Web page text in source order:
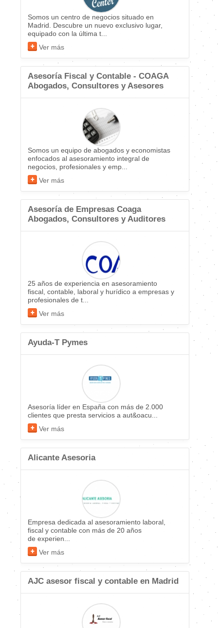
Somos un centro de negocios situado en
Madrid. Descubre un nuevo exclusivo lugar,
equipado con la última t...
Ver más
Asesoría Fiscal y Contable - COAGA
Abogados, Consultores y Asesores
Somos un equipo de abogados y economistas
enfocados al asesoramiento integral de
negocios, profesionales y emp...
Ver más
Asesoría de Empresas Coaga
Abogados, Consultores y Auditores
25 años de experiencia en asesoramiento
fiscal, contable, laboral y hurídico a empresas y
profesionales de t...
Ver más
Ayuda-T Pymes
Asesoría líder en España con más de 2.000
clientes que presta servicios a aut&oacu...
Ver más
Alicante Asesoria
Empresa dedicada al asesoramiento laboral,
fiscal y contable con más de 20 años
de experien...
Ver más
AJC asesor fiscal y contable en Madrid